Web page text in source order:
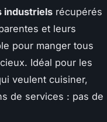
industriels récupérés
et leurs
pour manger tous
Idéal pour les
veulent cuisiner,
de services : pas de